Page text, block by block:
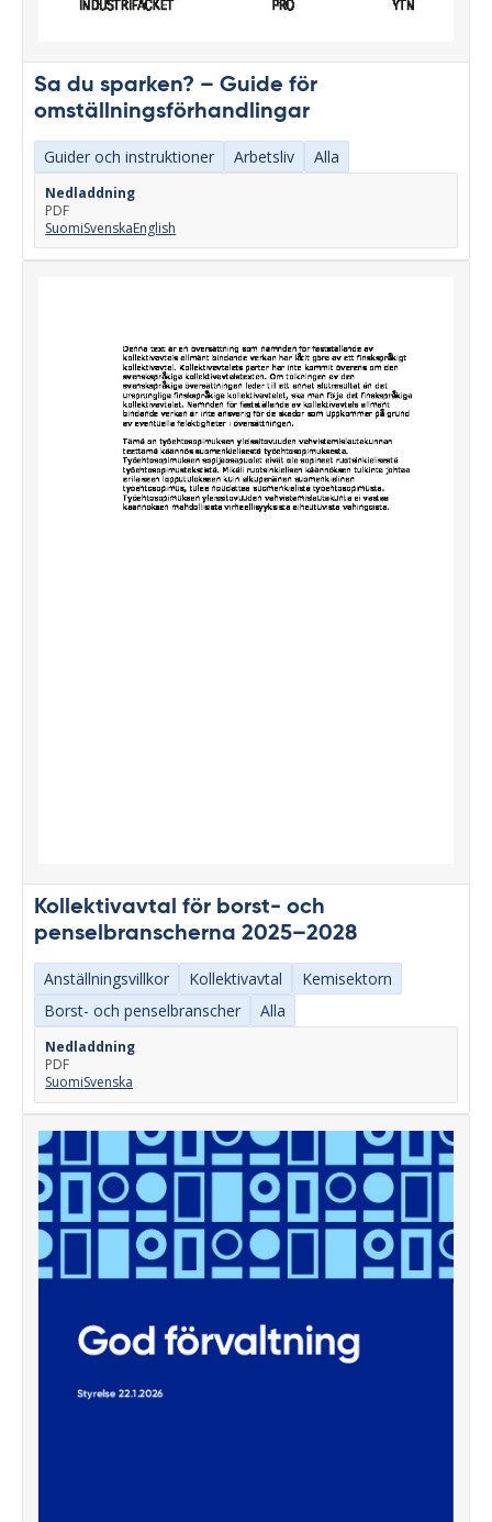
Sa du sparken? – Guide för
omställningsförhandlingar
Guider och instruktioner Arbetsliv Alla
Nedladdning
PDF
SuomiSvenskaEnglish
Kollektivavtal för borst- och
penselbranscherna 2025–2028
Anställningsvillkor Kollektivavtal
Kemisektorn
Borst- och penselbranscher
Alla
Nedladdning
PDF
SuomiSvenska